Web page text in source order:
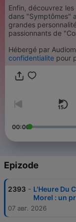
Enfin, découvrez
dans "Symptômes"
grandes
passionnants de
Hébergé par
confidentialite pour
00:00
Epizode
2393 - L'Heure Du
Morel : un
07 авг. 2026